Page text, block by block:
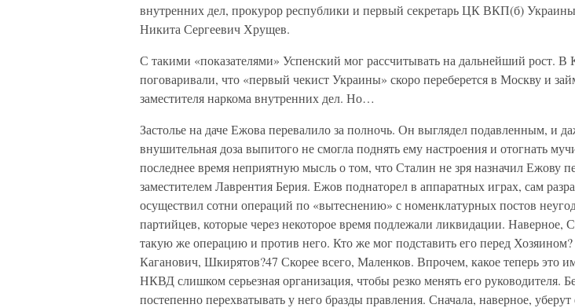
внутренних дел, прокурор республики и первый секретарь ЦК ВКП(б)
Никита Сергеевич Хрущев.
С такими «показателями» Успенский мог рассчитывать на дальнейший рост. В
поговаривали, что «первый чекист Украины» скоро переберется в Москву и
заместителя наркома внутренних дел. Но…
Застолье на даче Ежова перевалило за полночь. Он выглядел подавленным, и
внушительная доза выпитого не смогла поднять ему настроения и отогнать
последнее время неприятную мысль о том, что Сталин не зря назначил Ежову
заместителем Лаврентия Берия. Ежов поднаторел в аппаратных играх, сам
осуществил сотни операций по «вытеснению» с номенклатурных постов
партийцев, которые через некоторое время подлежали ликвидации. Наверное,
такую же операцию и против него. Кто же мог подставить его перед
Каганович, Шкирятов?47 Скорее всего, Маленков. Впрочем, какое теперь это
НКВД слишком серьезная организация, чтобы резко менять его руководителя.
постепенно перехватывать у него бразды правления. Сначала, наверное, уберут